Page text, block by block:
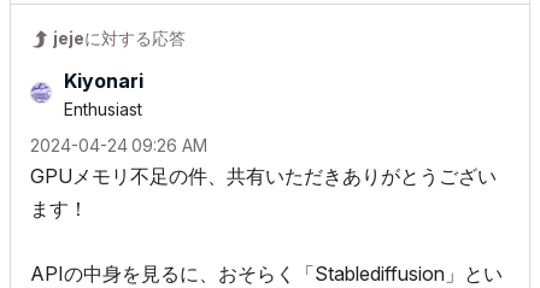
jejeに対する応答
Kiyonari
Enthusiast
‎2024-04-2409:26 AM
GPUメモリ不足の件、共有いただきありがとうござい
ます！
APIの中身を見るに、おそらく「Stablediffusion」とい